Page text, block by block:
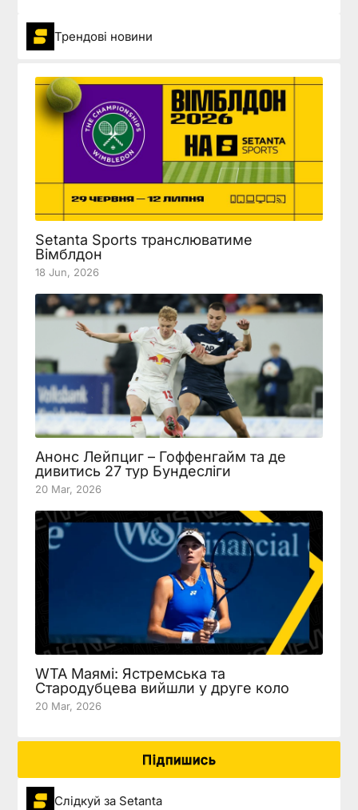
Трендові новини
Setanta Sports транслюватиме
Вімблдон
18 Jun, 2026
Анонс Лейпциг – Гоффенгайм та де
дивитись 27 тур Бундесліги
20 Mar, 2026
WTA Маямі: Ястремська та
Стародубцева вийшли у друге коло
20 Mar, 2026
Підпишись
Слідкуй за Setanta